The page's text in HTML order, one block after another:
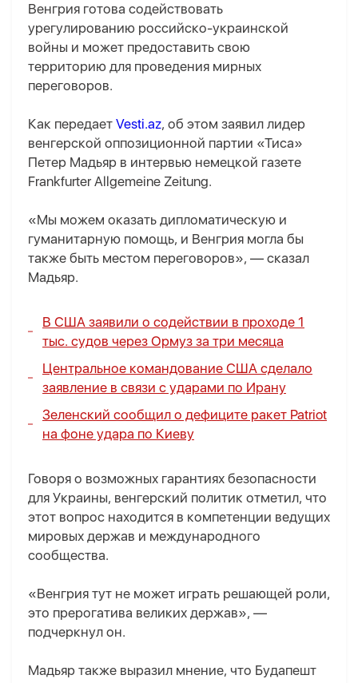
Венгрия готова содействовать
урегулированию российско-украинской
войны и может предоставить свою
территорию для проведения мирных
переговоров.
Как передает Vesti.az, об этом заявил лидер
венгерской оппозиционной партии «Тиса»
Петер Мадьяр в интервью немецкой газете
Frankfurter Allgemeine Zeitung.
«Мы можем оказать дипломатическую и
гуманитарную помощь, и Венгрия могла бы
также быть местом переговоров», — сказал
Мадьяр.
В США заявили о содействии в проходе 1
тыс. судов через Ормуз за три месяца
Центральное командование США сделало
заявление в связи с ударами по Ирану
Зеленский сообщил о дефиците ракет Patriot
на фоне удара по Киеву
Говоря о возможных гарантиях безопасности
для Украины, венгерский политик отметил, что
этот вопрос находится в компетенции ведущих
мировых держав и международного
сообщества.
«Венгрия тут не может играть решающей роли,
это прерогатива великих держав», —
подчеркнул он.
Мадьяр также выразил мнение, что Будапешт